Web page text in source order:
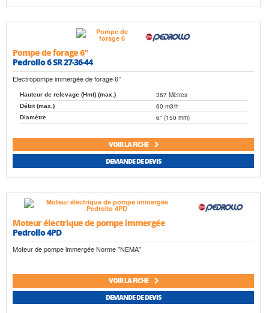
Pompe de forage 6"
Pedrollo 6 SR 27-36-44
Electropompe immergée de forage 6’’
Hauteur de relevage (Hmt) (max.) 367 Mètres
Débit (max.) 60 m3/h
Diamètre 6" (150 mm)
VOIR LA FICHE
DEMANDE DE DEVIS
Moteur électrique de pompe immergée
Pedrollo 4PD
Moteur de pompe immergée Norme "NEMA"
VOIR LA FICHE
DEMANDE DE DEVIS